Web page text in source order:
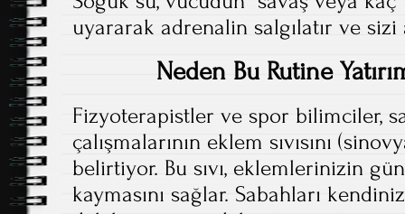
uyararak adrenalin salgılatır ve sizi
Neden Bu Rutine
Fizyoterapistler ve spor bilimciler,
çalışmalarının eklem sıvısını
belirtiyor. Bu sıvı, eklemlerinizin
kaymasını sağlar. Sabahları